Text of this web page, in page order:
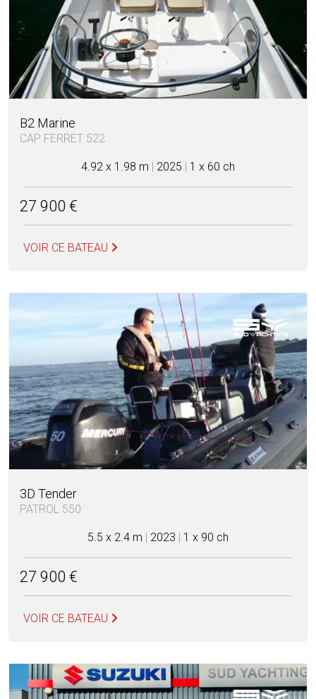
B2 Marine
CAP FERRET 522
4.92 x 1.98 m | 2025 | 1 x 60 ch
27 900 €
VOIR CE BATEAU
3D Tender
PATROL 550
5.5 x 2.4 m | 2023 | 1 x 90 ch
27 900 €
VOIR CE BATEAU